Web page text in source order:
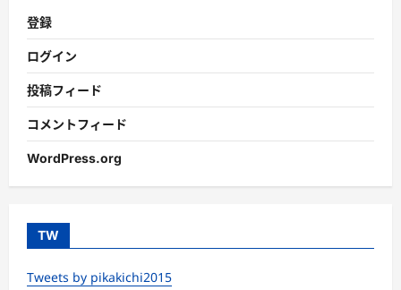
登録
ログイン
投稿フィード
コメントフィード
WordPress.org
TW
Tweets by pikakichi2015